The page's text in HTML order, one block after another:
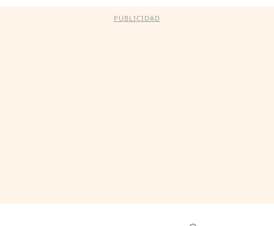
PUBLICIDAD